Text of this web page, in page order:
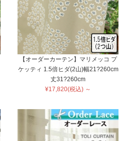
【オーダーカーテン】マリメッコ プ
ケッティ 1.5倍ヒダ(2山)幅21?260cm
丈31?260cm
¥17,820(税込) ～